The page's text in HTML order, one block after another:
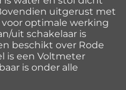
uitgerust met
optimale werking
uit schakelaar is
beschikt over Rode
is een Voltmeter
is onder alle